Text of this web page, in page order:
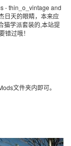
- thin_o_vintage and
日天的眼睛，本来应
猫学派套装的,本站提
过哦！
文件夹内即可。